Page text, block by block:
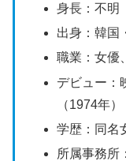
身長：不明
出身：韓国
職業：女優
デビュー：
（1974年）
学歴：同名
所属事務所